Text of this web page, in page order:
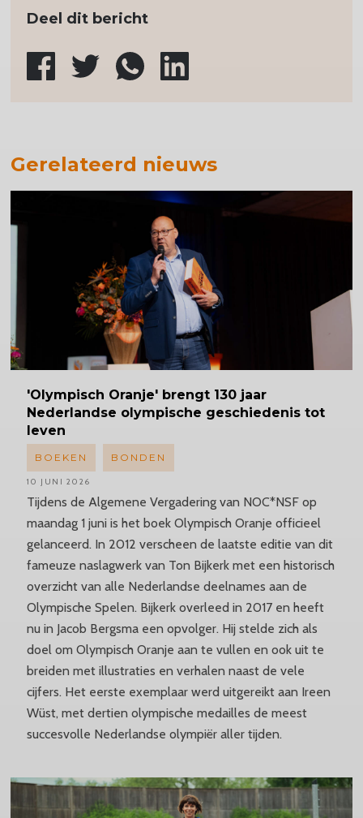
Deel dit bericht
Gerelateerd nieuws
'Olympisch Oranje' brengt 130 jaar
Nederlandse olympische geschiedenis tot
leven
Tijdens de Algemene Vergadering van NOC*NSF op
maandag 1 juni is het boek Olympisch Oranje officieel
gelanceerd. In 2012 verscheen de laatste editie van dit
fameuze naslagwerk van Ton Bijkerk met een historisch
overzicht van alle Nederlandse deelnames aan de
Olympische Spelen. Bijkerk overleed in 2017 en heeft
nu in Jacob Bergsma een opvolger. Hij stelde zich als
doel om Olympisch Oranje aan te vullen en ook uit te
breiden met illustraties en verhalen naast de vele
cijfers. Het eerste exemplaar werd uitgereikt aan Ireen
Wüst, met dertien olympische medailles de meest
succesvolle Nederlandse olympiër aller tijden.
BOEKEN BONDEN
10 JUNI 2026